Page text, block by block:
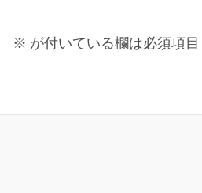
※ が付いている欄は必須項目